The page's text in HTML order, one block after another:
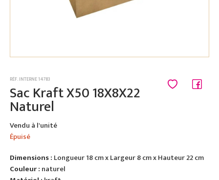
RÉF. INTERNE 14783
Sac Kraft X50 18X8X22
Naturel
Vendu à l'unité
Épuisé
Dimensions : Longueur 18 cm x Largeur 8 cm x Hauteur 22 cm
Couleur : naturel